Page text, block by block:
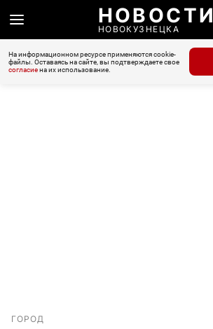
НОВОСТИ
НОВОКУЗНЕЦКА
На информационном ресурсе применяются cookie-
файлы. Оставаясь на сайте, вы подтверждаете свое
согласиена их использование.
ГОРОД